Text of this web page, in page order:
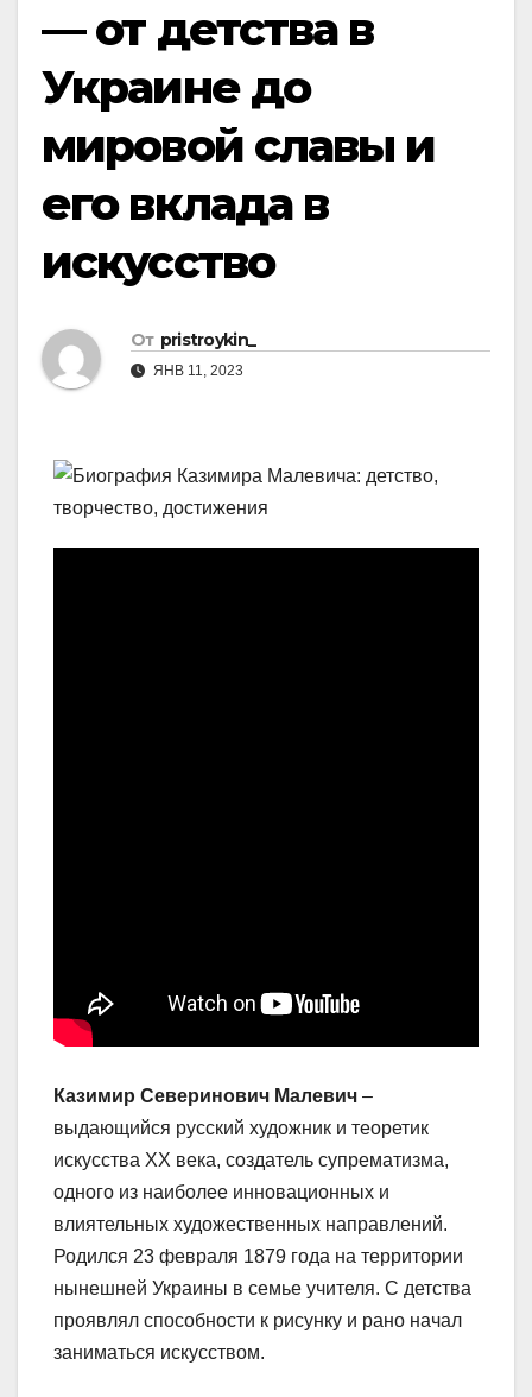
— от детства в
Украине до
мировой славы и
его вклада в
искусство
От pristroykin_
ЯНВ 11, 2023
Казимир Северинович Малевич –
выдающийся русский художник и теоретик
искусства XX века, создатель супрематизма,
одного из наиболее инновационных и
влиятельных художественных направлений.
Родился 23 февраля 1879 года на территории
нынешней Украины в семье учителя. С детства
проявлял способности к рисунку и рано начал
заниматься искусством.